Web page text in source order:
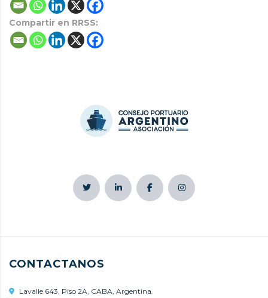
Compartir en RRSS:
CONTACTANOS
Lavalle 643, Piso 2A, CABA, Argentina.